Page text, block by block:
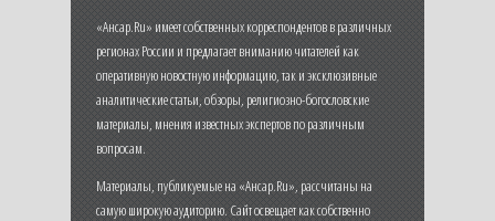
«Ансар.Ru» имеет собственных корреспондентов в различных
регионах России и предлагает вниманию читателей как
оперативную новостную информацию, так и эксклюзивные
аналитические статьи, обзоры, религиозно-богословские
материалы, мнения известных экспертов по различным
вопросам.
Материалы, публикуемые на «Ансар.Ru», рассчитаны на
самую широкую аудиторию. Сайт освещает как собственно